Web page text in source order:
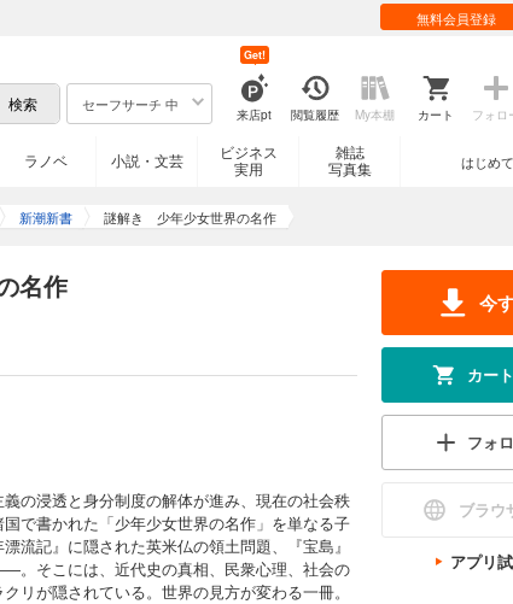
無料会員登録
セーフサーチ 中
来店pt
Get!
閲覧履歴 My本棚 カート フォロ
ラノベ 小説・文芸
ビジネス
実用
雑誌
写真集
はじめ
新潮新書 謎解き 少年少女世界の名作
名作
の浸透と身分制度の解体が進み、現在の社会秩
で書かれた「少年少女世界の名作」を単なる子
流記』に隠された英米仏の領土問題、『宝島』
。そこには、近代史の真相、民衆心理、社会の
リが隠されている。世界の見方が変わる一冊。
今
カー
フォ
ブラウ
アプリ